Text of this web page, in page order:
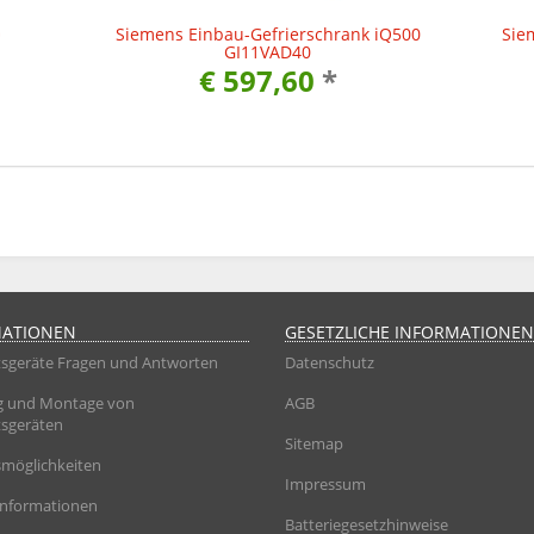
Siemens Einbau-Gefrierschrank iQ500
GI11VAD40
€ 597,60 *
Fragen und Antworten
und Montage von
GESETZLICHE INFORMATIONEN
Datenschutz
AGB
Sitemap
Impressum
Batteriegesetzhinweise